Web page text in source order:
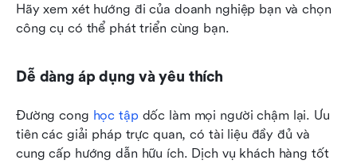
Hãy xem xét hướng đi của doanh nghiệp bạn và chọn
công cụ có thể phát triển cùng bạn.
Dễ dàng áp dụng và yêu thích
Đường cong học tập dốc làm mọi người chậm lại. Ưu
tiên các giải pháp trực quan, có tài liệu đầy đủ và
cung cấp hướng dẫn hữu ích. Dịch vụ khách hàng tốt